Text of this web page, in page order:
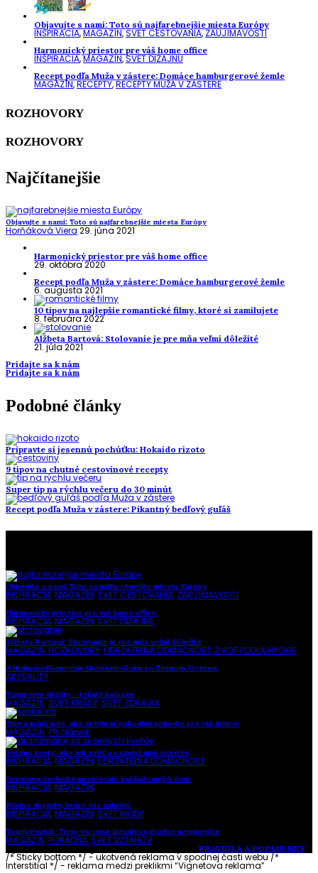
Objavujte s nami: Toto sú najfarebnejšie miesta Európy
INŠPIRÁCIA,MAGAZÍN,SVET CESTOVANIA,ZAUJÍMAVOSTI
Harmonický priestor pre váš home office
INŠPIRÁCIA,MAGAZÍN,SVET DIZAJNU
Recept podľa Muža v zástere: Domáce hamburgerové žemle
MAGAZÍN,RECEPTY,RECEPTY MUŽA V ZÁSTERE
ROZHOVORY
ROZHOVORY
Najčítanejšie
Objavujte s nami: Toto sú najfarebnejšie miesta Európy
Horňáková Viera 29. júna 2021
Harmonický priestor pre váš home office
29. októbra 2020
Recept podľa Muža v zástere: Domáce hamburgerové žemle
6. augusta 2021
10 tipov na najlepšie romantické filmy, ktoré si zamilujete
8. februára 2022
Alžbeta Bartová: Stolovanie je pre mňa veľmi dôležité
21. júla 2021
Pridajte sa k nám
Pridajte sa k nám
Podobné články
Pripravte si jesennú pochúťku: Hokaido rizoto
9 tipov na chutné cestovinové recepty
Super tip na rýchlu večeru do 30 minút
Recept podľa Muža v zástere: Pikantný bedľový guľáš
Objavujte s nami: Toto sú najfarebnejšie miesta Európy
INŠPIRÁCIA MAGAZÍN SVET CESTOVANIA ZAUJÍMAVOSTI
Harmonický priestor pre váš home office
INŠPIRÁCIA MAGAZÍN SVET DIZAJNU
Alžbeta Bartová: Stolovanie je pre mňa veľmi dôležité
MAGAZÍN ROZHOVORY UDRŽATEĽNÁ DOMÁCNOSŤ ŽIVOT PODĽA HYGGE
#HrdinskeUkoncenieSkolskehoRoka so Zdenom Cígerom
AKTUALITY
Tajomstvo vitality – tekutý kolagén
MAGAZÍN SVET KRÁSY SVET ZDRAVIA
Tipy a inšpirácie, ako si vybrať pohodlnú pohovku pre váš domov
MAGAZÍN PR článok
Sušené kvety: Ako ich sušiť a ozdobiť nimi interiér
INŠPIRÁCIA MAGAZÍN UDRŽATEĽNÁ DOMÁCNOSŤ
Kreatívne techniky na riešenie každodenných úloh
INŠPIRÁCIA MAGAZÍN
Módne doplnky, ktoré vás zahrejú
INŠPIRÁCIA MAGAZÍN SVET MÓDY
Toxický vzťah: Tieto varovné signály rozhodne neignorujte
MAGAZÍN PORADŇA SVET VZŤAHOV
PRAVIDLÁ A PODMIENKY
/* Sticky bottom */ - ukotvená reklama v spodnej časti webu/*
Interstitial */ - reklama medzi preklikmi “Vignetova reklama”